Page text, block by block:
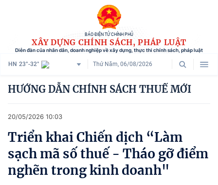
BÁO ĐIỆN TỬ CHÍNH PHỦ
XÂY DỰNG CHÍNH SÁCH, PHÁP LUẬT
Diễn đàn của nhân dân, doanh nghiệp về xây dựng, thực thi chính sách, pháp luật
HN 23°-32° Thứ Năm, 06/08/2026
Danh mục
Tham vấn chính sách
Người dân góp ý
HƯỚNG DẪN CHÍNH SÁCH THUẾ MỚI
20/05/2026 10:03
Triển khai Chiến dịch “Làm
sạch mã số thuế - Tháo gỡ điểm
nghẽn trong kinh doanh"